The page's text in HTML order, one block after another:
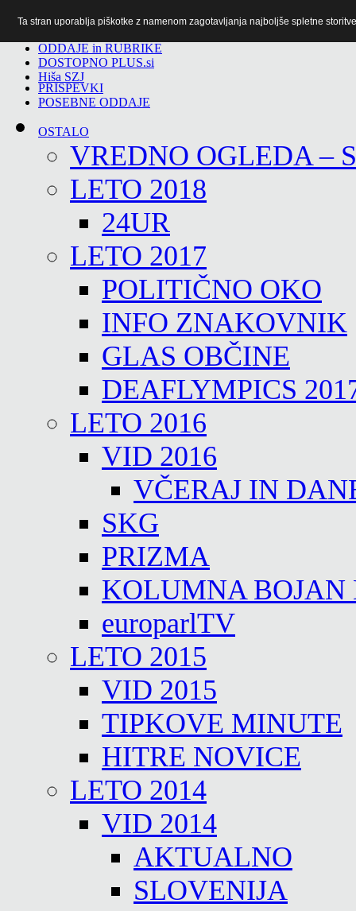
ODDAJE in RUBRIKE
DOSTOPNO PLUS.si
Hiša SZJ
PRISPEVKI
POSEBNE ODDAJE
OSTALO
VREDNO OGLEDA –
LETO 2018
24UR
LETO 2017
POLITIČNO OKO
INFO ZNAKOVNIK
GLAS OBČINE
DEAFLYMPICS
LETO 2016
VID 2016
VČERAJ IN
SKG
PRIZMA
KOLUMNA BOJAN
europarlTV
LETO 2015
VID 2015
TIPKOVE MINUTE
HITRE NOVICE
LETO 2014
VID 2014
AKTUALNO
SLOVENIJA
Ta stran uporablja piškotke z namenom zagotavljanja najboljše spletne